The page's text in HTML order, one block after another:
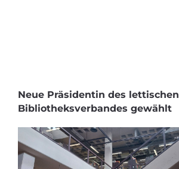
Neue Präsidentin des lettischen
Bibliotheksverbandes gewählt